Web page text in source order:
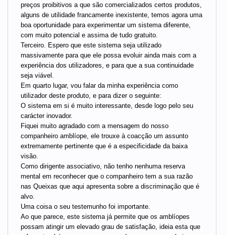
preços proibitivos a que são comercializados certos produtos,
alguns de utilidade francamente inexistente, temos agora uma
boa oportunidade para experimentar um sistema diferente,
com muito potencial e assima de tudo gratuito.
Terceiro. Espero que este sistema seja utilizado
massivamente para que ele possa evoluir ainda mais com a
experiência dos utilizadores, e para que a sua continuidade
seja viável.
Em quarto lugar, vou falar da minha experiência como
utilizador deste produto, e para dizer o seguinte:
O sistema em si é muito interessante, desde logo pelo seu
carácter inovador.
Fiquei muito agradado com a mensagem do nosso
companheiro amblíope, ele trouxe à coacção um assunto
extremamente pertinente que é a especificidade da baixa
visão.
Como dirigente associativo, não tenho nenhuma reserva
mental em reconhecer que o companheiro tem a sua razão
nas Queixas que aqui apresenta sobre a discriminação que é
alvo.
Uma coisa o seu testemunho foi importante.
Ao que parece, este sistema já permite que os amblíopes
possam atingir um elevado grau de satisfação, ideia esta que